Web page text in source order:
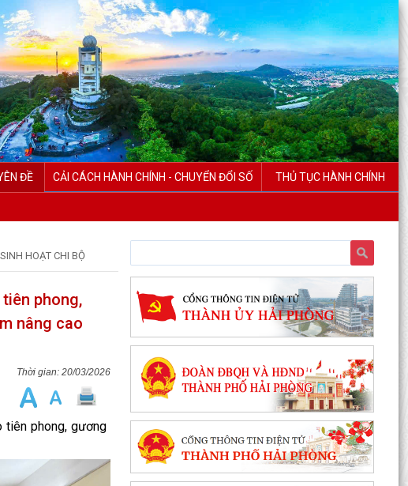
ĐỀ CẢI CÁCH HÀNH CHÍNH - CHUYỂN ĐỔI SỐ THỦ TỤC HÀNH CHÍNH
HOẠT CHI BỘ
phong,
nâng cao
20/03/2026
tiên phong, gương